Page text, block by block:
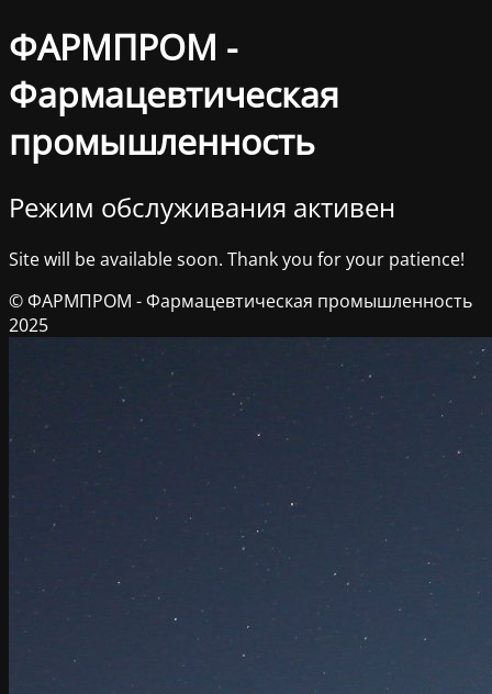
ФАРМПРОМ -
Фармацевтическая
промышленность
Режим обслуживания активен
Site will be available soon. Thank you for your patience!
© ФАРМПРОМ - Фармацевтическая промышленность
2025